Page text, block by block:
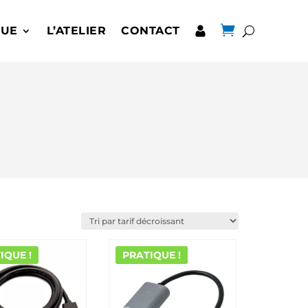
L’ATELIER CONTACT 
! PRATIQUE !